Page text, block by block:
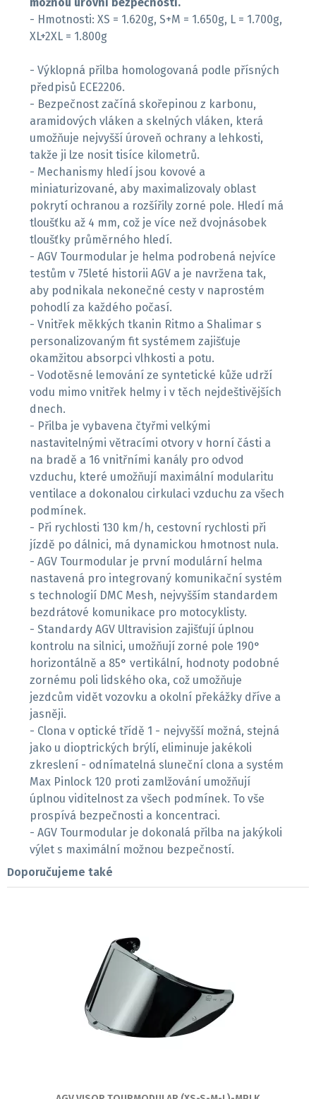
- Hmotnosti: XS = 1.620g, S+M = 1.650g, L = 1.700g,
XL+2XL = 1.800g
- Výklopná přilba homologovaná podle přísných
předpisů ECE2206.
- Bezpečnost začíná skořepinou z karbonu,
aramidových vláken a skelných vláken, která
umožňuje nejvyšší úroveň ochrany a lehkosti,
takže ji lze nosit tisíce kilometrů.
- Mechanismy hledí jsou kovové a
miniaturizované, aby maximalizovaly oblast
pokrytí ochranou a rozšířily zorné pole. Hledí má
tloušťku až 4 mm, což je více než dvojnásobek
tloušťky průměrného hledí.
- AGV Tourmodular je helma podrobená nejvíce
testům v 75leté historii AGV a je navržena tak,
aby podnikala nekonečné cesty v naprostém
pohodlí za každého počasí.
- Vnitřek měkkých tkanin Ritmo a Shalimar s
personalizovaným fit systémem zajišťuje
okamžitou absorpci vlhkosti a potu.
- Vodotěsné lemování ze syntetické kůže udrží
vodu mimo vnitřek helmy i v těch nejdeštivějších
dnech.
- Přilba je vybavena čtyřmi velkými
nastavitelnými větracími otvory v horní části a
na bradě a 16 vnitřními kanály pro odvod
vzduchu, které umožňují maximální modularitu
ventilace a dokonalou cirkulaci vzduchu za všech
podmínek.
- Při rychlosti 130 km/h, cestovní rychlosti při
jízdě po dálnici, má dynamickou hmotnost nula.
- AGV Tourmodular je první modulární helma
nastavená pro integrovaný komunikační systém
s technologií DMC Mesh, nejvyšším standardem
bezdrátové komunikace pro motocyklisty.
- Standardy AGV Ultravision zajišťují úplnou
kontrolu na silnici, umožňují zorné pole 190°
horizontálně a 85° vertikální, hodnoty podobné
zornému poli lidského oka, což umožňuje
jezdcům vidět vozovku a okolní překážky dříve a
jasněji.
- Clona v optické třídě 1 - nejvyšší možná, stejná
jako u dioptrických brýlí, eliminuje jakékoli
zkreslení - odnímatelná sluneční clona a systém
Max Pinlock 120 proti zamlžování umožňují
úplnou viditelnost za všech podmínek. To vše
prospívá bezpečnosti a koncentraci.
- AGV Tourmodular je dokonalá přilba na jakýkoli
výlet s maximální možnou bezpečností.
Doporučujeme také